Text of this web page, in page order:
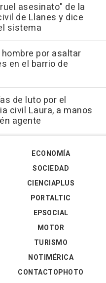
asesinato" de la
de Llanes y dice
sistema
por asaltar
en el barrio de
de luto por el
civil Laura, a manos
agente
ECONOMÍA
SOCIEDAD
CIENCIAPLUS
PORTALTIC
EPSOCIAL
MOTOR
TURISMO
NOTIMÉRICA
CONTACTOPHOTO